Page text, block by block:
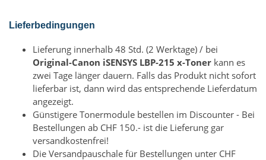
Lieferbedingungen
Lieferung innerhalb 48 Std. (2 Werktage) / bei
Original-Canon iSENSYS LBP-215 x-Toner kann es
zwei Tage länger dauern. Falls das Produkt nicht sofort
lieferbar ist, dann wird das entsprechende Lieferdatum
angezeigt.
Günstigere Tonermodule bestellen im Discounter - Bei
Bestellungen ab CHF 150.- ist die Lieferung gar
versandkostenfrei!
Die Versandpauschale für Bestellungen unter CHF